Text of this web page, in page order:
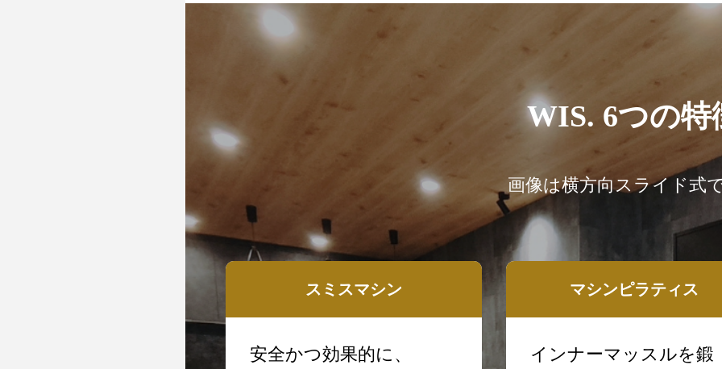
WIS. 6つの特
画像は横方向スライド式
スミスマシン
安全かつ効果的に、
マシンピラティス
インナーマッスルを鍛